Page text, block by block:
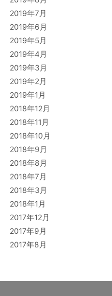
2019年7月
2019年6月
2019年5月
2019年4月
2019年3月
2019年2月
2019年1月
2018年12月
2018年11月
2018年10月
2018年9月
2018年8月
2018年7月
2018年3月
2018年1月
2017年12月
2017年9月
2017年8月